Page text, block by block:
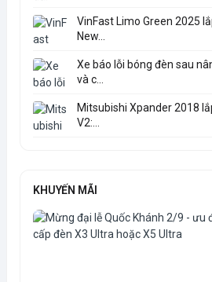
VinFast Limo Green 2025
New...
Xe báo lỗi bóng đèn sau
và c...
Mitsubishi Xpander 2018
V2:...
KHUYẾN MÃI